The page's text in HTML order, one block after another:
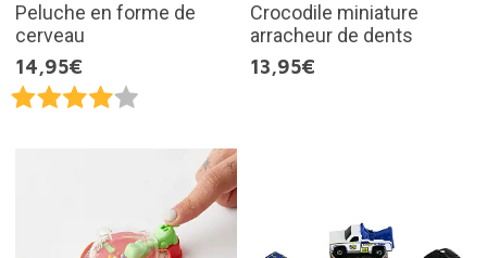
Peluche en forme de
cerveau
14,95€
Crocodile miniature
arracheur de dents
13,95€